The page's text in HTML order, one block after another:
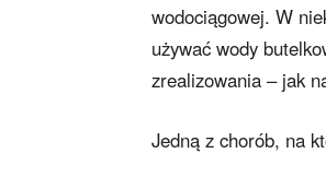
wodociągowej. W
używać wody
zrealizowania – jak
Jedną z chorób, na